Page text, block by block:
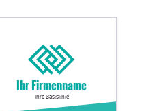
Ihr Firmenname
Ihre Basislinie